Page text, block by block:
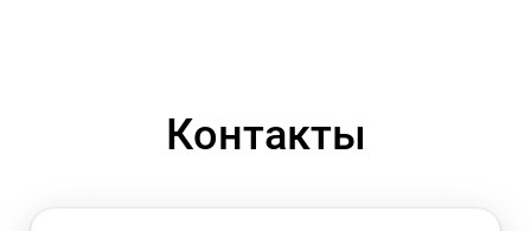
Контакты